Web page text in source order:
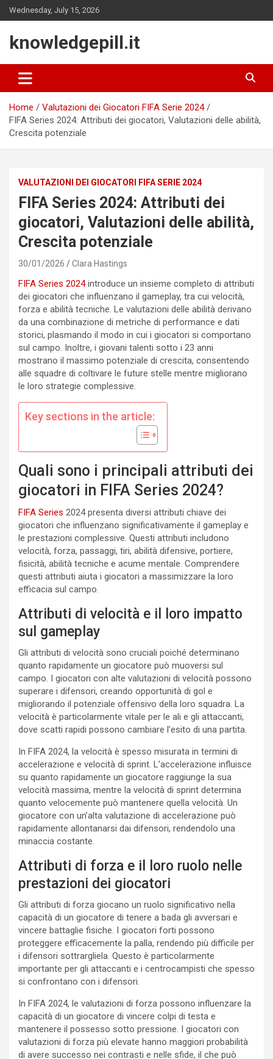
Skip
to
Wednesday, July 15, 2026
knowledgepill.it
Home
Valutazioni dei Giocatori FIFA Serie 2024
FIFA Series 2024: Attributi dei giocatori, Valutazioni delle abilità,
Crescita potenziale
VALUTAZIONI DEI GIOCATORI FIFA SERIE 2024
FIFA Series 2024: Attributi dei
giocatori, Valutazioni delle abilità,
Crescita potenziale
30/01/2026 Clara Hastings
FIFA Series 2024introduce un insieme completo di attributi
dei giocatori che influenzano il gameplay, tra cui velocità,
forza e abilità tecniche. Le valutazioni delle abilità derivano
da una combinazione di metriche di performance e dati
storici, plasmando il modo in cui i giocatori si comportano
sul campo. Inoltre, i giovani talenti sotto i 23 anni
mostrano il massimo potenziale di crescita, consentendo
alle squadre di coltivare le future stelle mentre migliorano
le loro strategie complessive.
Key sections in the article:
Quali sono i principali attributi dei
giocatori in FIFA Series 2024?
FIFA Series 2024 presenta diversi attributi chiave dei
giocatori che influenzano significativamente il gameplay e
le prestazioni complessive. Questi attributi includono
velocità, forza, passaggi, tiri, abilità difensive, portiere,
fisicità, abilità tecniche e acume mentale. Comprendere
questi attributi aiuta i giocatori a massimizzare la loro
efficacia sul campo.
Attributi di velocità e il loro impatto
sul gameplay
Gli attributi di velocità sono cruciali poiché determinano
quanto rapidamente un giocatore può muoversi sul
campo. I giocatori con alte valutazioni di velocità possono
superare i difensori, creando opportunità di gol e
migliorando il potenziale offensivo della loro squadra. La
velocità è particolarmente vitale per le ali e gli attaccanti,
dove scatti rapidi possono cambiare l’esito di una partita.
In FIFA 2024, la velocità è spesso misurata in termini di
accelerazione e velocità di sprint. L’accelerazione influisce
su quanto rapidamente un giocatore raggiunge la sua
velocità massima, mentre la velocità di sprint determina
quanto velocemente può mantenere quella velocità. Un
giocatore con un’alta valutazione di accelerazione può
rapidamente allontanarsi dai difensori, rendendolo una
minaccia costante.
Attributi di forza e il loro ruolo nelle
prestazioni dei giocatori
Gli attributi di forza giocano un ruolo significativo nella
capacità di un giocatore di tenere a bada gli avversari e
vincere battaglie fisiche. I giocatori forti possono
proteggere efficacemente la palla, rendendo più difficile per
i difensori sottrargliela. Questo è particolarmente
importante per gli attaccanti e i centrocampisti che spesso
si confrontano con i difensori.
In FIFA 2024, le valutazioni di forza possono influenzare la
capacità di un giocatore di vincere colpi di testa e
mantenere il possesso sotto pressione. I giocatori con
valutazioni di forza più elevate hanno maggiori probabilità
di avere successo nei contrasti e nelle sfide, il che può